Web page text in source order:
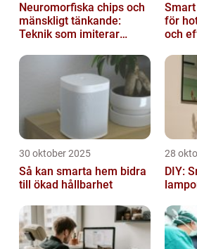
Neuromorfiska chips och
mänskligt tänkande:
Teknik som imiterar
för
och
30 oktober 2025
Så kan smarta hem bidra
till ökad hållbarhet
28
DIY: